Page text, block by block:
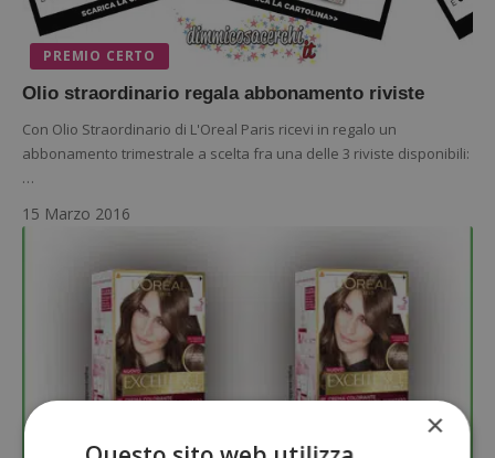
PREMIO CERTO
Olio straordinario regala abbonamento riviste
Con Olio Straordinario di L'Oreal Paris ricevi in regalo un
abbonamento trimestrale a scelta fra una delle 3 riviste disponibili:
…
15 Marzo 2016
×